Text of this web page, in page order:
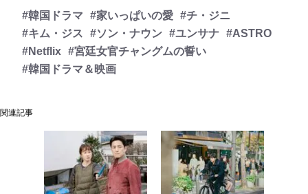
#韓国ドラマ #家いっぱいの愛 #チ・ジニ
#キム・ジス
#ソン・ナウン #ユンサナ #ASTRO
#Netflix #宮廷女官チャングムの誓い
#韓国ドラマ＆映画
関連記事